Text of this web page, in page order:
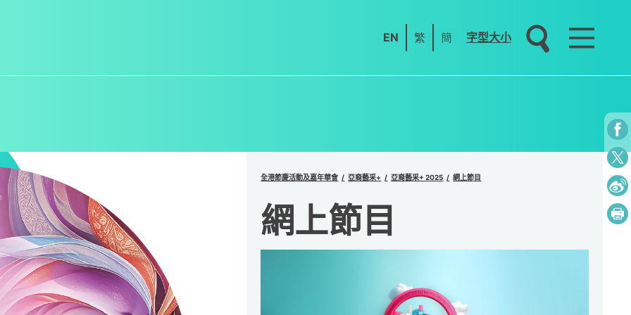
EN 繁 簡 字型大小
全港節慶活動及嘉年華會 亞裔藝采+ 亞裔藝采+ 2025 網上節目
網上節目